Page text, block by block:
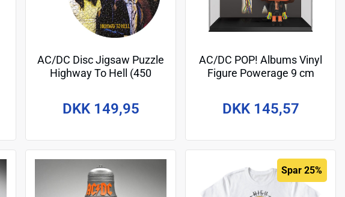
AC/DC Disc Jigsaw Puzzle
Highway To Hell (450
DKK 149,95
AC/DC POP! Albums Vinyl
Figure Powerage 9 cm
DKK 145,57
Spar 25%